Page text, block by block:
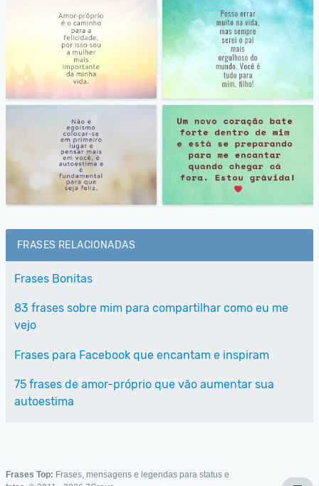
FRASES RELACIONADAS
Frases Bonitas
83 frases sobre mim para compartilhar como eu me
vejo
Frases para Facebook que encantam e inspiram
75 frases de amor-próprio que vão aumentar sua
autoestima
Frases Top: Frases, mensagens e legendas para status e